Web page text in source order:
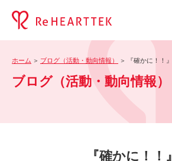
-ブログ
ホーム ブログ（活動・動向情報） 『確かに！！』
ブログ（活動・動向情報）
『確かに！！』